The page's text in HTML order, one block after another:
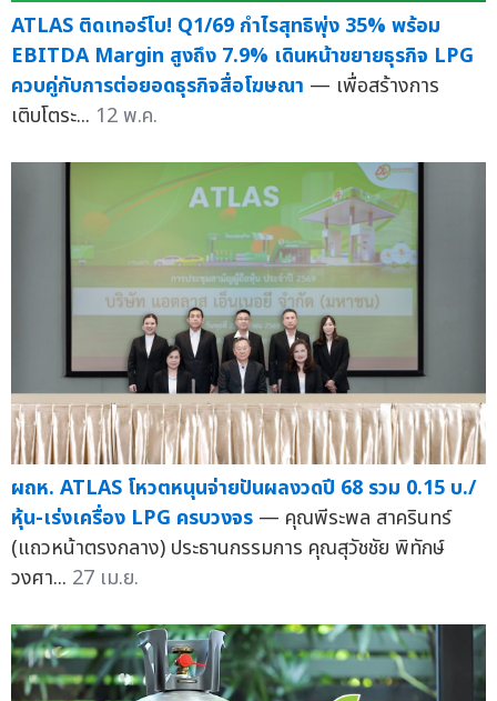
ATLAS ติดเทอร์โบ! Q1/69 กำไรสุทธิพุ่ง 35% พร้อม
EBITDA Margin สูงถึง 7.9% เดินหน้าขยายธุรกิจ LPG
ควบคู่กับการต่อยอดธุรกิจสื่อโฆษณา — เพื่อสร้างการ
เติบโตระ... 12 พ.ค.
ผถห. ATLAS โหวตหนุนจ่ายปันผลงวดปี 68 รวม 0.15 บ./
หุ้น-เร่งเครื่อง LPG ครบวงจร — คุณพีระพล สาครินทร์
(แถวหน้าตรงกลาง) ประธานกรรมการ คุณสุวัชชัย พิทักษ์
วงศา... 27 เม.ย.